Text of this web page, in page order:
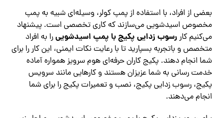
بعضی از افراد، با استفاده از پمپ کولر، وسیله‌ای شبیه به پمپ
مخصوص اسیدشویی می‌سازند که کاری تخصصی است. پیشنهاد
می‌کنیم کار رسوب زدایی پکیج با پمپ اسیدشوییرا به افراد
متخصص و باتجربه بسپارید تا با رعایت نکات ایمنی، این کار را برای
شما انجام دهند. پکیج کاران حرفه‌ای هوم سرویز همواره آماده
خدمت رسانی به شما عزیزان هستند و کارهایی مانند سرویس
پکیج، رسوب زدایی پکیج، نصب و تعمیرات پکیج را برای شما
انجام می‌دهند.